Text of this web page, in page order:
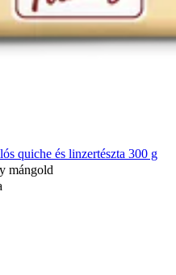
quiche és linzertészta 300 g
mángold